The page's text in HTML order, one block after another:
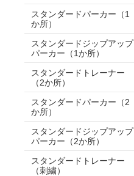
スタンダードパーカー（1
か所）
スタンダードジップアップ
パーカー（1か所）
スタンダードトレーナー
（2か所）
スタンダードパーカー（2
か所）
スタンダードジップアップ
パーカー（2か所）
スタンダードトレーナー
（刺繍）